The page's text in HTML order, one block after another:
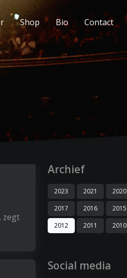
Shop Bio Contact
zegt
Archief
2023 2021 2020
2017
2016 2015
2012
2011 2010
Social media